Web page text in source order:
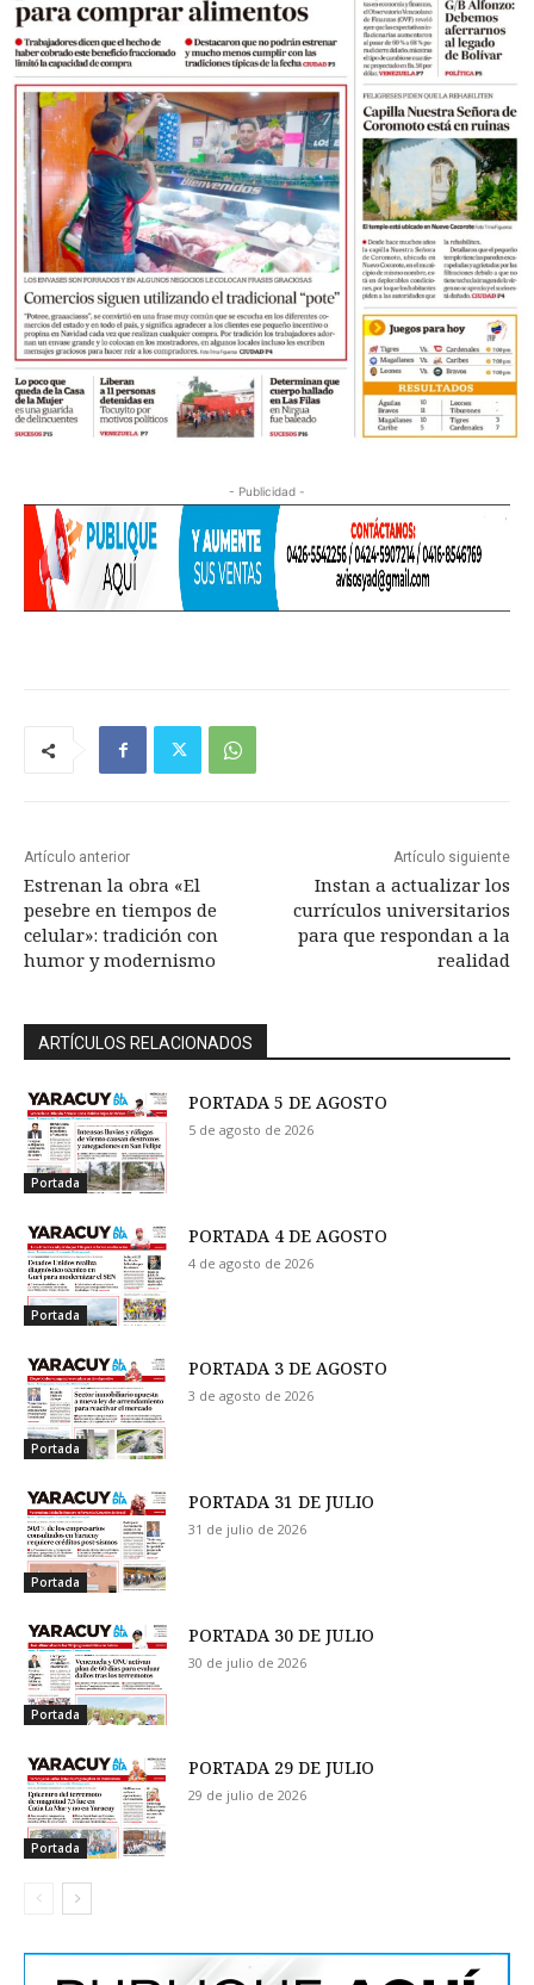
- Publicidad -
Artículo anterior
Estrenan la obra «El
pesebre en tiempos de
celular»: tradición con
humor y modernismo
Artículo siguiente
Instan a actualizar los
currículos universitarios
para que respondan a la
realidad
ARTÍCULOS RELACIONADOS
Portada
PORTADA 5 DE AGOSTO
5 de agosto de 2026
Portada
PORTADA 4 DE AGOSTO
4 de agosto de 2026
Portada
PORTADA 3 DE AGOSTO
3 de agosto de 2026
Portada
PORTADA 31 DE JULIO
31 de julio de 2026
Portada
PORTADA 30 DE JULIO
30 de julio de 2026
Portada
PORTADA 29 DE JULIO
29 de julio de 2026